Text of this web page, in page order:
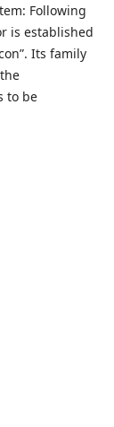
Following
is established
Its family
to be